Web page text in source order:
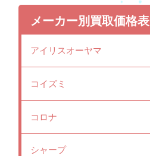
メーカー別買取価格表
アイリスオーヤマ
コイズミ
コロナ
シャープ